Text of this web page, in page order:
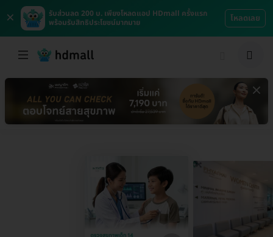
×
รับส่วนลด 200 บ. เพียงโหลดแอป HDmall ครั้งแรก
พร้อมรับสิทธิประโยชน์มากมาย
โหลดเลย